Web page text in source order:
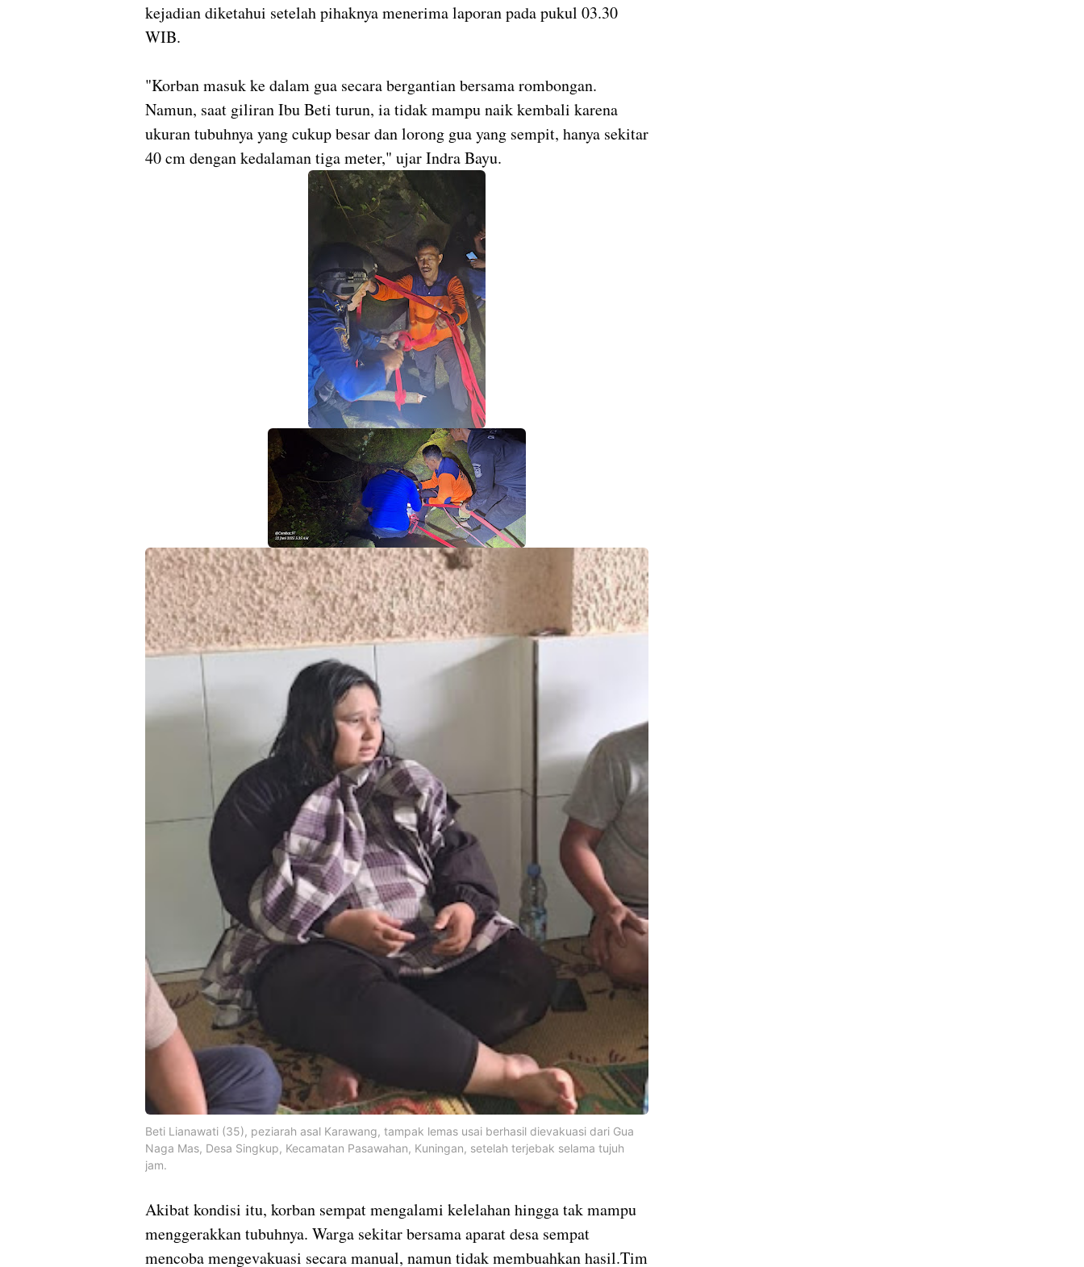
kejadian diketahui setelah pihaknya menerima laporan pada pukul 03.30
WIB.
"Korban masuk ke dalam gua secara bergantian bersama rombongan.
Namun, saat giliran Ibu Beti turun, ia tidak mampu naik kembali karena
ukuran tubuhnya yang cukup besar dan lorong gua yang sempit, hanya sekitar
40 cm dengan kedalaman tiga meter," ujar Indra Bayu.
Beti Lianawati (35), peziarah asal Karawang, tampak lemas usai berhasil dievakuasi dari Gua
Naga Mas, Desa Singkup, Kecamatan Pasawahan, Kuningan, setelah terjebak selama tujuh
jam.
Akibat kondisi itu, korban sempat mengalami kelelahan hingga tak mampu
menggerakkan tubuhnya. Warga sekitar bersama aparat desa sempat
mencoba mengevakuasi secara manual, namun tidak membuahkan hasil.Tim